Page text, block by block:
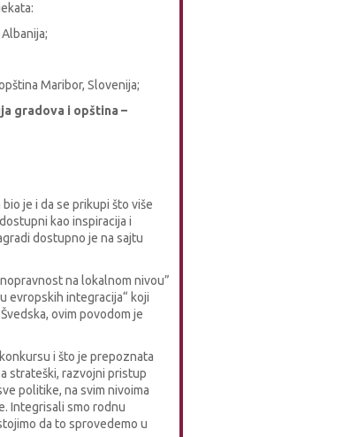
Maribor, Slovenija;
gradova i opština –
je i da se prikupi što više
kao inspiracija i
dostupno je na sajtu
na lokalnom nivou”
evropskih integracija“ koji
ovim povodom je
i što je prepoznata
strateški, razvojni pristup
politike, na svim nivoima
Integrisali smo rodnu
da to sprovedemo u